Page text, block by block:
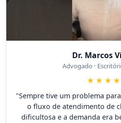
Dr. Marcos
Advogado ·
"Sempre tive um problema
o fluxo de atendimento de
dificultosa e a demanda era